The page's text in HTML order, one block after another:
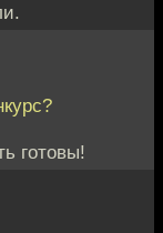
готовы!